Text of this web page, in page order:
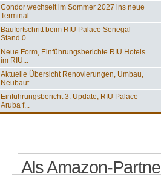
Condor wechselt im Sommer 2027 ins neue
Terminal...
Baufortschritt beim RIU Palace Senegal -
Stand 0...
Neue Form, Einführungsberichte RIU Hotels
im RIU...
Aktuelle Übersicht Renovierungen, Umbau,
Neubaut...
Einführungsbericht 3. Update, RIU Palace
Aruba f...